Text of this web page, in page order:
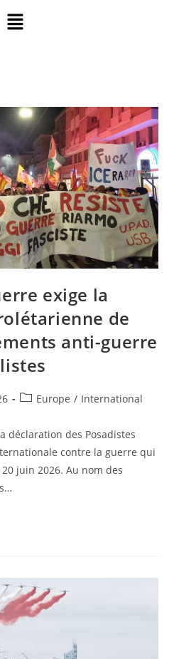
exige la
de
anti-guerre
Europe / International
déclaration des Posadistes
contre la guerre qui
juin 2026. Au nom des